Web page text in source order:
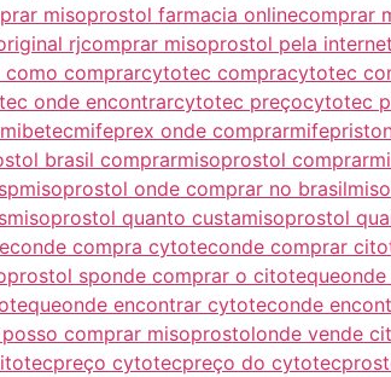
misoprostol farmacia onlinecomprar
rjcomprar misoprostol pela internet
comprarcytotec compracytotec
onde encontrarcytotec preçocytotec
mibetecmifeprex onde comprar
brasil comprarmisoprostol comprar
misoprostol onde comprar no brasil
misoprostol quanto custamisoprostol
onde compra cytoteconde comprar
sponde comprar o citoteque
onde encontrar cytoteconde
comprar misoprostolonde vende
preço cytotecpreço do cytotec